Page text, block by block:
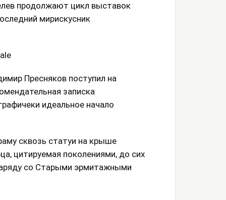
продолжают цикл выставок
мирискусник
Пресняков поступил на
записка
идеальное начало
сквозь статуи на крыше
цитируемая поколениями, до сих
со Старыми эрмитажными